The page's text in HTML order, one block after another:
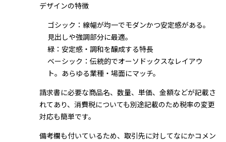
デザインの特徴
ゴシック：線幅が均一でモダンかつ安定感がある。
見出しや強調部分に最適。
緑：安定感・調和を醸成する特長
ベーシック：伝統的でオーソドックスなレイアウ
ト。あらゆる業種・場面にマッチ。
請求書に必要な商品名、数量、単価、金額などが記載さ
れてあり、消費税についても別途記載のため税率の変更
対応も簡単です。
備考欄も付いているため、取引先に対してなにかコメン